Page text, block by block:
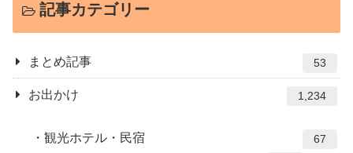
記事カテゴリー
まとめ記事 53
お出かけ 1,234
観光ホテル・民宿 67